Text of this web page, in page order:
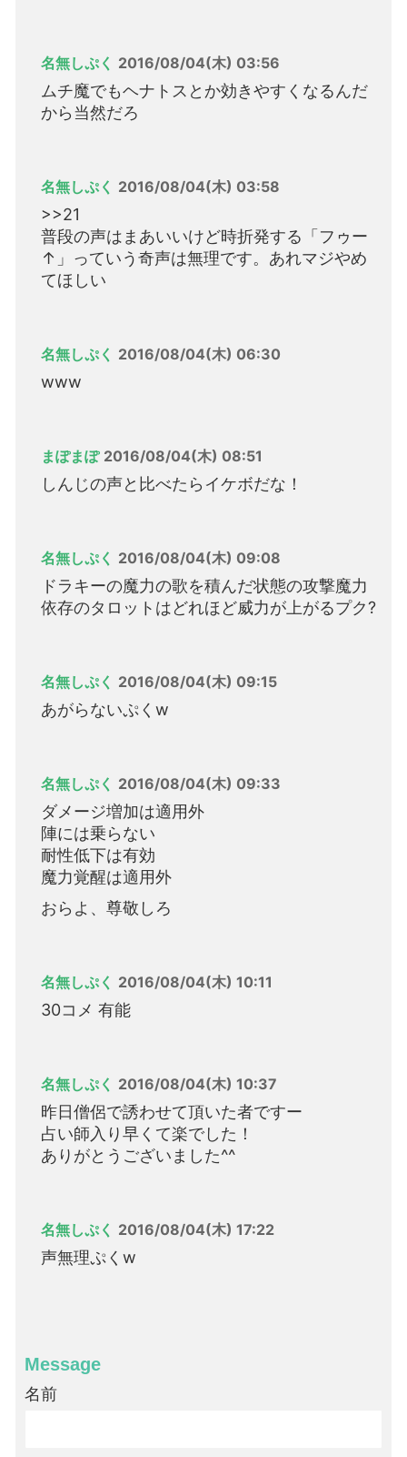
名無しぷく 2016/08/04(木) 03:56
ムチ魔でもヘナトスとか効きやすくなるんだ
から当然だろ
名無しぷく 2016/08/04(木) 03:58
>>21
普段の声はまあいいけど時折発する「フゥー
↑」っていう奇声は無理です。あれマジやめ
てほしい
名無しぷく 2016/08/04(木) 06:30
www
まぽまぽ 2016/08/04(木) 08:51
しんじの声と比べたらイケボだな！
名無しぷく 2016/08/04(木) 09:08
ドラキーの魔力の歌を積んだ状態の攻撃魔力
依存のタロットはどれほど威力が上がるプク?
名無しぷく 2016/08/04(木) 09:15
あがらないぷくw
名無しぷく 2016/08/04(木) 09:33
ダメージ増加は適用外
陣には乗らない
耐性低下は有効
魔力覚醒は適用外
おらよ、尊敬しろ
名無しぷく 2016/08/04(木) 10:11
30コメ 有能
名無しぷく 2016/08/04(木) 10:37
昨日僧侶で誘わせて頂いた者ですー
占い師入り早くて楽でした！
ありがとうございました^^
名無しぷく 2016/08/04(木) 17:22
声無理ぷくw
Message
名前